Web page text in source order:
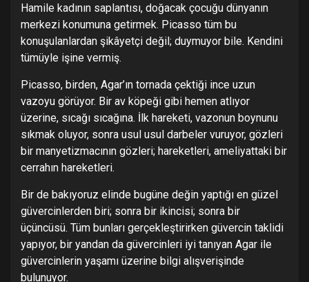
Hamile kadının saplantısı, doğacak çocuğu dünyanın
merkezi konumuna getirmek. Picasso tüm bu
konuşulanlardan şikâyetçi değil; duymuyor bile. Kendini
tümüyle işine vermiş.
Picasso, birden, Agar’ın tornada çektiği ince uzun
vazoyu görüyor. Bir av köpeği gibi hemen atlıyor
üzerine, sıcağı sıcağına. İlk hareketi, vazonun boynunu
sıkmak oluyor, sonra usul usul darbeler vuruyor, gözleri
bir manyetizmacının gözleri; hareketleri, ameliyattaki bir
cerrahın hareketleri.
Bir de bakıyoruz elinde bugüne değin yaptığı en güzel
güvercinlerden biri; sonra bir ikincisi; sonra bir
üçüncüsü. Tüm bunları gerçekleştirirken güvercin taklidi
yapıyor, bir yandan da güvercinleri iyi tanıyan Agar ile
güvercinlerin yaşamı üzerine bilgi alışverişinde
bulunuyor.